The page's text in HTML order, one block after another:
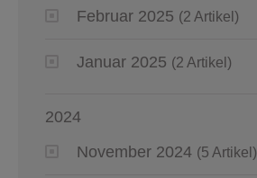
Februar 2025 (2 Artikel)
Januar 2025 (2 Artikel)
2024
November 2024 (5 Artikel)